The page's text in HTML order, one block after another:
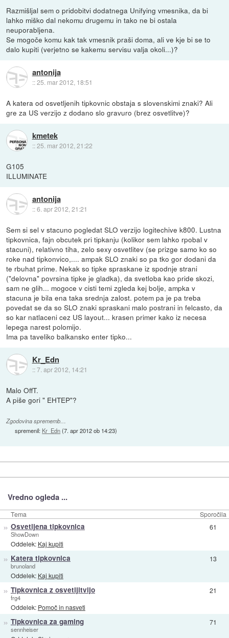
Razmišljal sem o pridobitvi dodatnega Unifying vmesnika, da bi
lahko miško dal nekomu drugemu in tako ne bi ostala
neuporabljena.
Se mogoče komu kak tak vmesnik praši doma, ali ve kje bi se to
dalo kupiti (verjetno se kakemu servisu valja okoli...)?
antonija
::25. mar 2012, 18:51
A katera od osvetljenih tipkovnic obstaja s slovenskimi znaki? Ali
gre za US verzijo z dodano slo gravuro (brez osvetlitve)?
kmetek
::25. mar 2012, 21:22
G105
ILLUMINATE
antonija
::6. apr 2012, 21:21
Sem si sel v stacuno pogledat SLO verzijo logitechive k800. Lustna
tipkovnica, fajn obcutek pri tipkanju (kolikor sem lahko rpobal v
stacuni), relativno tiha, zelo sexy osvetlitev (se prizge samo ko so
roke nad tipkonvico,.... ampak SLO znaki so pa tko gor dodani da
te rbuhat prime. Nekak so tipke spraskane iz spodnje strani
("delovna" povrsina tipke je gladka), da svetloba kao pride skozi,
sam ne glih... mogoce v cisti temi zgleda kej bolje, ampka v
stacuna je bila ena taka srednja zalost. potem pa je pa treba
povedat se da so SLO znaki spraskani malo postrani in felcasto, da
so kar natlaceni cez US layout... krasen primer kako iz necesa
lepega narest polomijo.
Ima pa taveliko balkansko enter tipko...
Kr_Edn
::7. apr 2012, 14:21
Malo OffT.
A piše gori " EHTEP"?
Zgodovina sprememb…
spremenil: Kr_Edn(7. apr 2012 ob 14:23)
Vredno ogleda ...
Tema Sporočila
» Osvetljena tipkovnica
ShowDown
Oddelek: Kaj kupiti
61
» Katera tipkovnica
brunoland
Oddelek: Kaj kupiti
13
» Tipkovnica z osvetljitvijo
frg4
Oddelek: Pomoč in nasveti
21
» Tipkovnica za gaming
sennheiser
71